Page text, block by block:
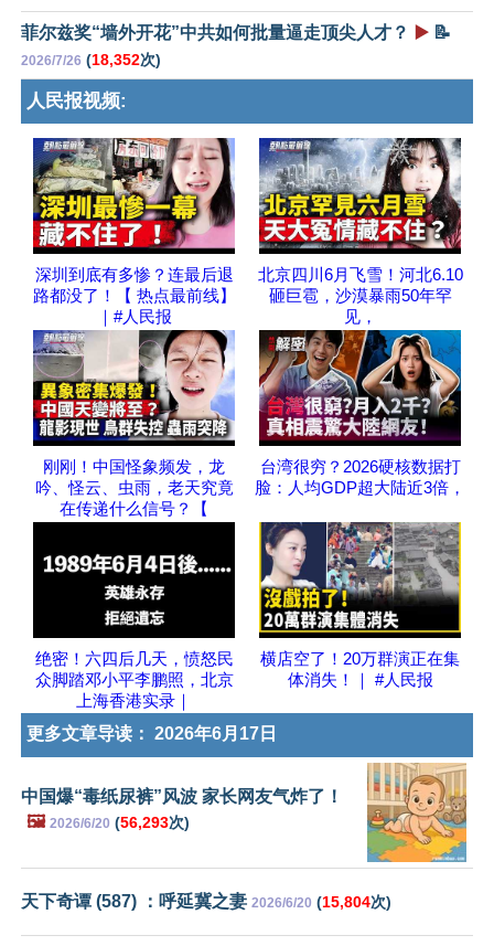
菲尔兹奖“墙外开花”中共如何批量逼走顶尖人才？ ▶️ 📝
2026/7/26 (18,352次)
人民报视频:
深圳到底有多惨？连最后退
路都没了！【 热点最前线】
｜#人民报
北京四川6月飞雪！河北6.10
砸巨雹，沙漠暴雨50年罕
见，
刚刚！中国怪象频发，龙
吟、怪云、虫雨，老天究竟
在传递什么信号？【
台湾很穷？2026硬核数据打
脸：人均GDP超大陆近3倍，
绝密！六四后几天，愤怒民
众脚踏邓小平李鹏照，北京
上海香港实录｜
横店空了！20万群演正在集
体消失！｜ #人民报
更多文章导读： 2026年6月17日
中国爆“毒纸尿裤”风波 家长网友气炸了！
🖼️ 2026/6/20 (56,293次)
天下奇谭 (587) ：呼延冀之妻 2026/6/20 (15,804次)